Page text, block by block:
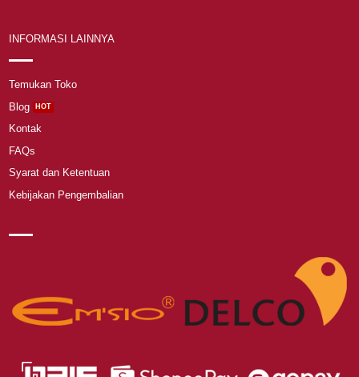
INFORMASI LAINNYA
Temukan Toko
Blog
Kontak
FAQs
Syarat dan Ketentuan
Kebijakan Pengembalian